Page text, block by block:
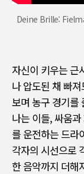
Deine Brille:
자신이 키우는 근
나 압도된 채 빠
보며 농구 경기를
나는 이들,싸움
를 운전하는 드라
각자의 시선으로
한 음악까지 더해